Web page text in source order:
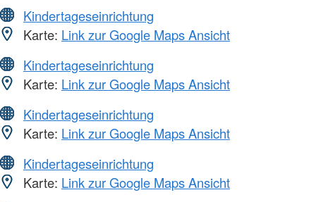
Kindertageseinrichtung
Karte: Link zur Google Maps Ansicht
Kindertageseinrichtung
Karte: Link zur Google Maps Ansicht
Kindertageseinrichtung
Karte: Link zur Google Maps Ansicht
Kindertageseinrichtung
Karte: Link zur Google Maps Ansicht